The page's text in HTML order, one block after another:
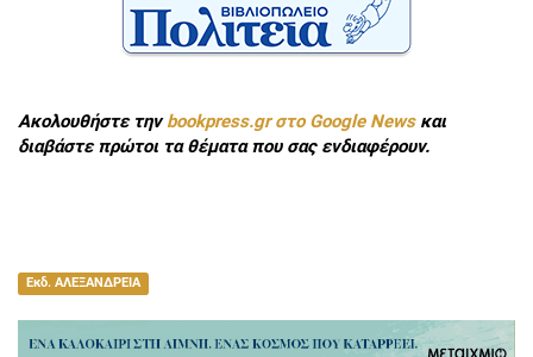
Ακολουθήστε τηνbookpress.gr στο Google Newsκαι
διαβάστε πρώτοι τα θέματα που σας ενδιαφέρουν.
Εκδ. ΑΛΕΞΑΝΔΡΕΙΑ